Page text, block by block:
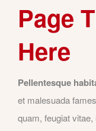
Page
Here
Pellentesque
et malesuada
quam, feugiat